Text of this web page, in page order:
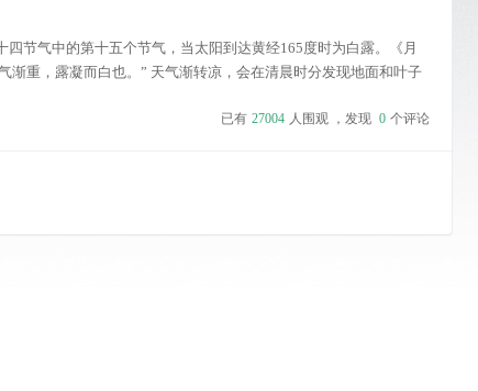
节气中的第十五个节气，当太阳到达黄经165度时为白露。《月
重，露凝而白也。” 天气渐转凉，会在清晨时分发现地面和叶子
凉意。白露由来白露是农历二十四节...
已有 27004 人围观 ，发现 0 个评论